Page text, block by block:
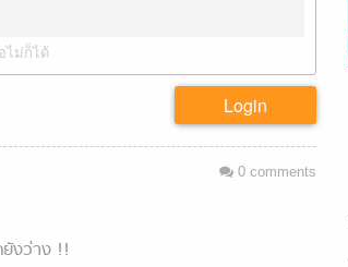
ไม่ก็ได้
Login
0 comments
ยังว่าง !!